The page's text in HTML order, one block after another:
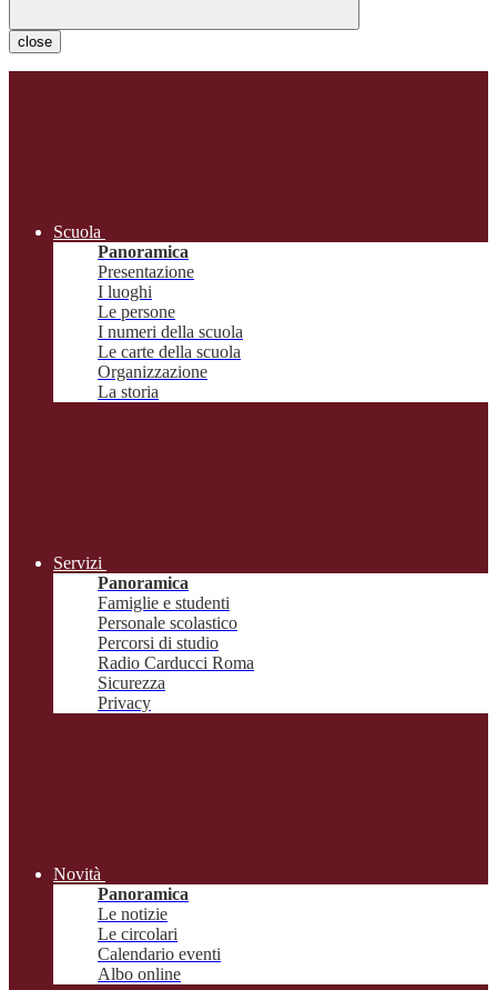
close
Scuola
Panoramica
Presentazione
I luoghi
Le persone
I numeri della scuola
Le carte della scuola
Organizzazione
La storia
Servizi
Panoramica
Famiglie e studenti
Personale scolastico
Percorsi di studio
Radio Carducci Roma
Sicurezza
Privacy
Novità
Panoramica
Le notizie
Le circolari
Calendario eventi
Albo online